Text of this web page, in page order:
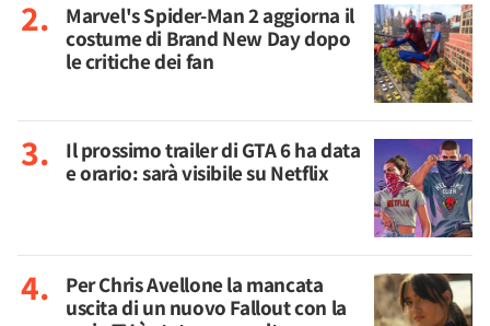
Marvel's Spider-Man 2 aggiorna il
costume di Brand New Day dopo
le critiche dei fan
Il prossimo trailer di GTA 6 ha data
e orario: sarà visibile su Netflix
Per Chris Avellone la mancata
uscita di un nuovo Fallout con la